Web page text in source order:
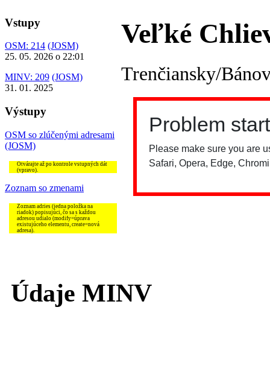
Vstupy
OSM: 214 (JOSM)
25. 05. 2026 o 22:01
MINV: 209 (JOSM)
31. 01. 2025
Výstupy
OSM so zlúčenými adresami
(JOSM)
Otvárajte až po kontrole vstupných dát
(vpravo).
Zoznam so zmenami
Zoznam adries (jedna položka na
riadok) popisujúci, čo sa s každou
adresou udialo (modify=úprava
existujúceho elementu, create=nová
adresa).
Veľké
Trenčiansky/
Údaje MINV